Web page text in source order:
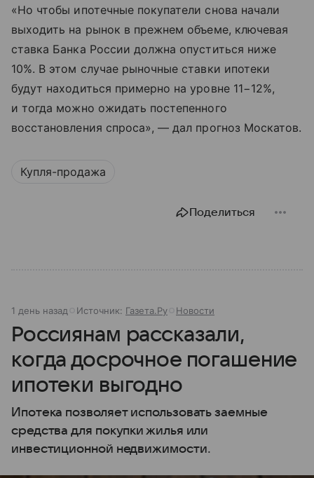
«Но чтобы ипотечные покупатели снова начали
выходить на рынок в прежнем объеме, ключевая
ставка Банка России должна опуститься ниже
10%. В этом случае рыночные ставки ипотеки
будут находиться примерно на уровне 11−12%,
и тогда можно ожидать постепенного
восстановления спроса», — дал прогноз Москатов.
Купля-продажа
Поделиться
1 день назад Источник: Газета.Ру Новости
Россиянам рассказали,
когда досрочное погашение
ипотеки выгодно
Ипотека позволяет использовать заемные
средства для покупки жилья или
инвестиционной недвижимости.